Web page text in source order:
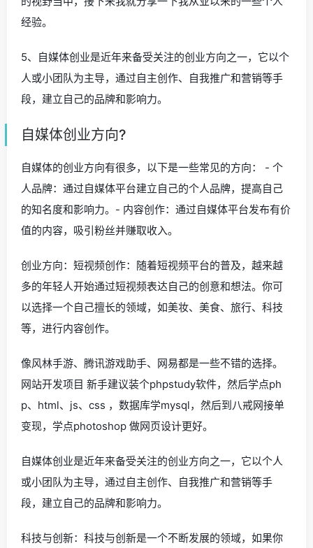
经验。
5、自媒体创业是近年来备受关注的创业方向之一，它以个
人或小团队为主导，通过自主创作、自我推广和营销等手
段，建立自己的品牌和影响力。
自媒体创业方向?
自媒体的创业方向有很多，以下是一些常见的方向： - 个
人品牌：通过自媒体平台建立自己的个人品牌，提高自己
的知名度和影响力。- 内容创作：通过自媒体平台发布有价
值的内容，吸引粉丝并赚取收入。
创业方向：短视频创作：随着短视频平台的普及，越来越
多的年轻人开始通过短视频表达自己的创意和想法。你可
以选择一个自己擅长的领域，如美妆、美食、旅行、科技
等，进行内容创作。
像风林手游、腾讯游戏助手、网易都是一些不错的选择。
网站开发项目 新手建议装个phpstudy软件，然后学点ph
p、html、js、css ，数据库学mysql，然后到八戒网接单
变现，学点photoshop 做网页设计更好。
自媒体创业是近年来备受关注的创业方向之一，它以个人
或小团队为主导，通过自主创作、自我推广和营销等手
段，建立自己的品牌和影响力。
科技与创新：科技与创新是一个不断发展的领域，如果你